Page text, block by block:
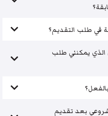
في طلب التقديم؟
الذي يمكنني طلب
بعد تقديم